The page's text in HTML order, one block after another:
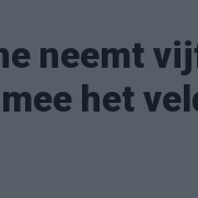
neemt
het